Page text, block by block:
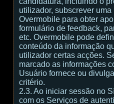
utilizador, subscrever
Overmobile para obter
formulário de feedback,
etc. Overmobile pode
conteúdo da informação
utilizador certas acções.
marcado as informações
Usuário fornece ou
critério.
2.3. Ao iniciar sessão no
com os Serviços de